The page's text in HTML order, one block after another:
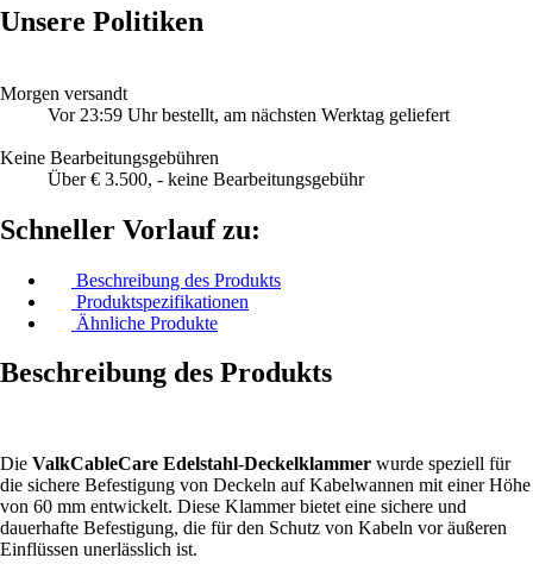
Unsere Politiken
Morgen versandt
Vor 23:59 Uhr bestellt, am nächsten Werktag geliefert
Keine Bearbeitungsgebühren
Über € 3.500, - keine Bearbeitungsgebühr
Schneller Vorlauf zu:
Beschreibung des Produkts
Produktspezifikationen
Ähnliche Produkte
Beschreibung des Produkts
Die ValkCableCare Edelstahl-Deckelklammer wurde speziell für
die sichere Befestigung von Deckeln auf Kabelwannen mit einer Höhe
von 60 mm entwickelt. Diese Klammer bietet eine sichere und
dauerhafte Befestigung, die für den Schutz von Kabeln vor äußeren
Einflüssen unerlässlich ist.